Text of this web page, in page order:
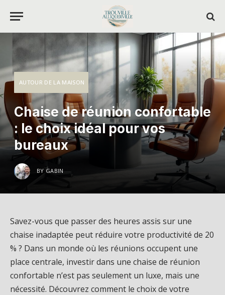
AUTOUR DE LA MAISON
Chaise de réunion confortable
: le choix idéal pour vos
bureaux
BY GABIN
Savez-vous que passer des heures assis sur une
chaise inadaptée peut réduire votre productivité de 20
% ? Dans un monde où les réunions occupent une
place centrale, investir dans une chaise de réunion
confortable n’est pas seulement un luxe, mais une
nécessité. Découvrez comment le choix de votre